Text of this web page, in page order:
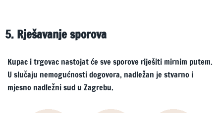
5. Rješavanje sporova
Kupac i trgovac nastojat će sve sporove riješiti mirnim putem.
U slučaju nemogućnosti dogovora, nadležan je stvarno i
mjesno nadležni sud u Zagrebu.